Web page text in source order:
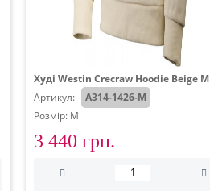
Худі Westin Crecraw Hoodie Beige M
Артикул:
A314-1426-M
Розмір: M
3 440 грн.